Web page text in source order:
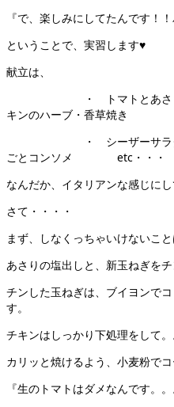
『で、楽しみにしてたんです！！
ということで、実習します♥
献立は、
・ トマトとあ
キンのハーブ・香草焼き
・ シーザーサラ
ごとコンソメ etc・・・
なんだか、イタリアンな感じにし
さて・・・・
まず、しなくっちゃいけないこと
あさりの塩出しと、新玉ねぎをチ
チンした玉ねぎは、ブイヨンで
す。
チキンはしっかり下処理をして。
カリッと焼けるよう、小麦粉で
『生のトマトはダメなんです。。